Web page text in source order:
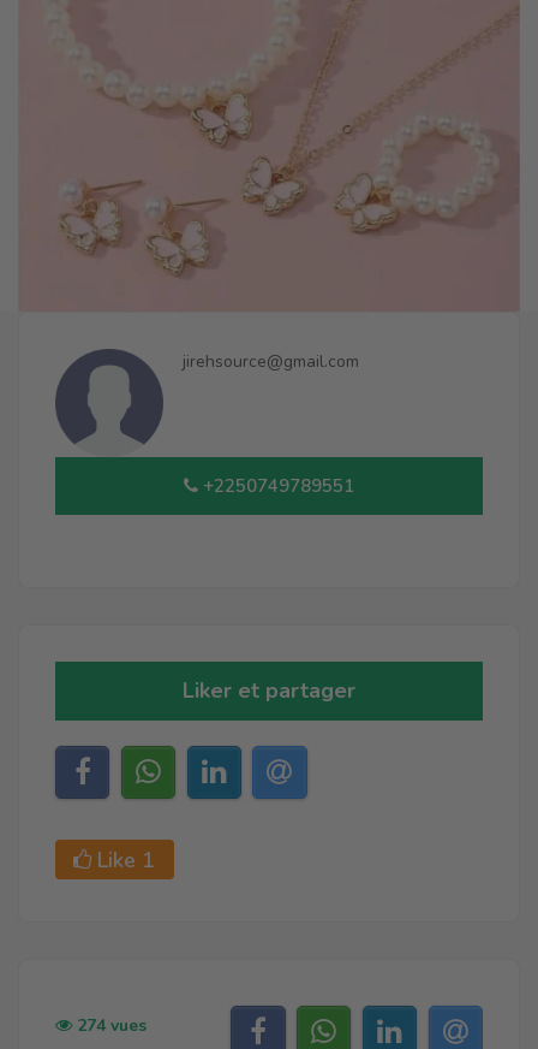
jirehsource@gmail.com
+2250749789551
Liker et partager
Like 1
274 vues